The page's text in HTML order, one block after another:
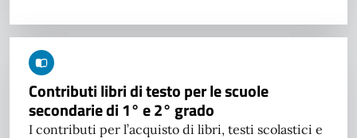
Contributi libri di testo per le scuole
secondarie di 1° e 2° grado
I contributi per l’acquisto di libri, testi scolastici e